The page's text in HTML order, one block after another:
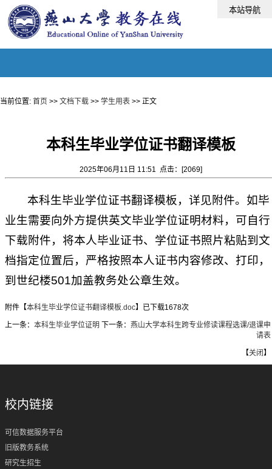
当前位置: 首页 >> 文档下载 >> 学生用表 >> 正文
本科生毕业学位证书翻译模板
2025年06月11日 11:51 点击：[2069]
本科生毕业学位证书翻译模板，详见附件。如毕
业生需要向外方提供英文毕业学位证明材料，可自行
下载附件，将本人毕业证书、学位证书照片粘贴到文
档指定位置后，严格按照本人证书内容修改、打印，
到世纪楼501加盖教务处公章生效。
附件【本科生毕业学位证书翻译模板.doc】已下载1678次
上一条： 本科生毕业学位证明 下一条： 燕山大学本科生跨专业修读课程选课/退课申
请表
【关闭】
校内链接
可信数据服务平台
旧版教务系统
研究生招生